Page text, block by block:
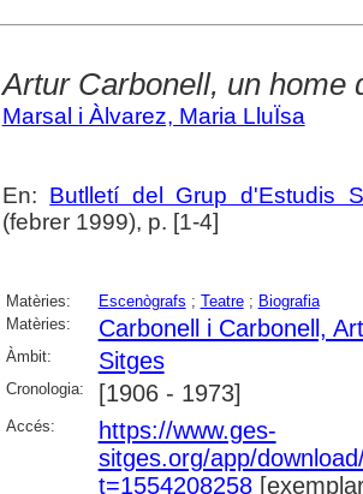
Artur Carbonell, un home
Marsal i Àlvarez, Maria LluÏsa
En: Butlletí del Grup d'Estudis
(febrer 1999), p. [1-4]
Matèries: Escenògrafs ; Teatre; Biografia
Matèries:
Carbonell i Carbonell,
Àmbit: Sitges
Cronologia: [1906 - 1973]
Accés:
https://www.ges-
sitges.org/app/
t=1554208258